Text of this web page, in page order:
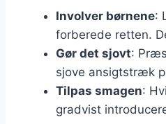
Involver børnene:
forberede retten.
Gør det sjovt:
sjove ansigtstræk
Tilpas smagen:
gradvist